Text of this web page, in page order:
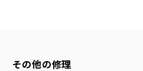
その他の修理